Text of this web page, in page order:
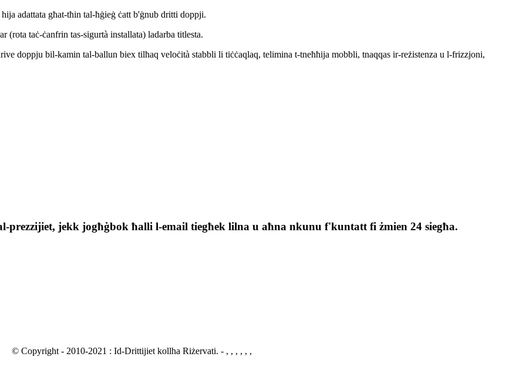
adattata għat-tħin tal-ħġieġ ċatt b'ġnub dritti doppji.
taċ-ċanfrin tas-sigurtà installata) ladarba titlesta.
doppju bil-kamin tal-ballun biex tilħaq veloċità stabbli li tiċċaqlaq, telimina t-tneħħija mobbli, tnaqqas ir-reżistenza u l-frizzjoni,
jekk jogħġbok ħalli l-email tiegħek lilna u aħna nkunu f'kuntatt fi żmien 24 siegħa.
© Copyright - 2010-2021 : Id-Drittijiet kollha Riżervati. - , , , , , ,